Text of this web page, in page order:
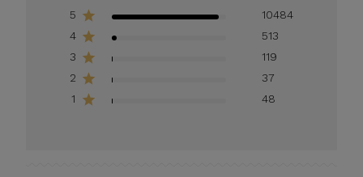
5
10484
4
513
3
119
2
37
1
48